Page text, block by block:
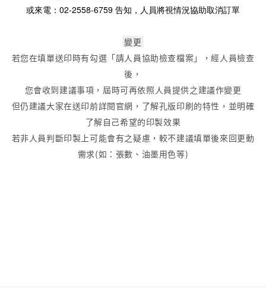
或來電：02-2558-6759 告知，人員將視情況協助取消訂單
變更
若您在填單送印時有勾選「請人員協助檢查檔案」，經人員檢查
後，
您會收到建議事項，屆時可再依照人員提供之建議作變更
但仍建議大家在送印前詳閱官網，了解孔版印刷的特性，並明確
了解自己希望的印製效果
若非人員判斷印製上可能會有之疑慮，較不建議填單後來回更動
需求(如：張數、油墨用色等)